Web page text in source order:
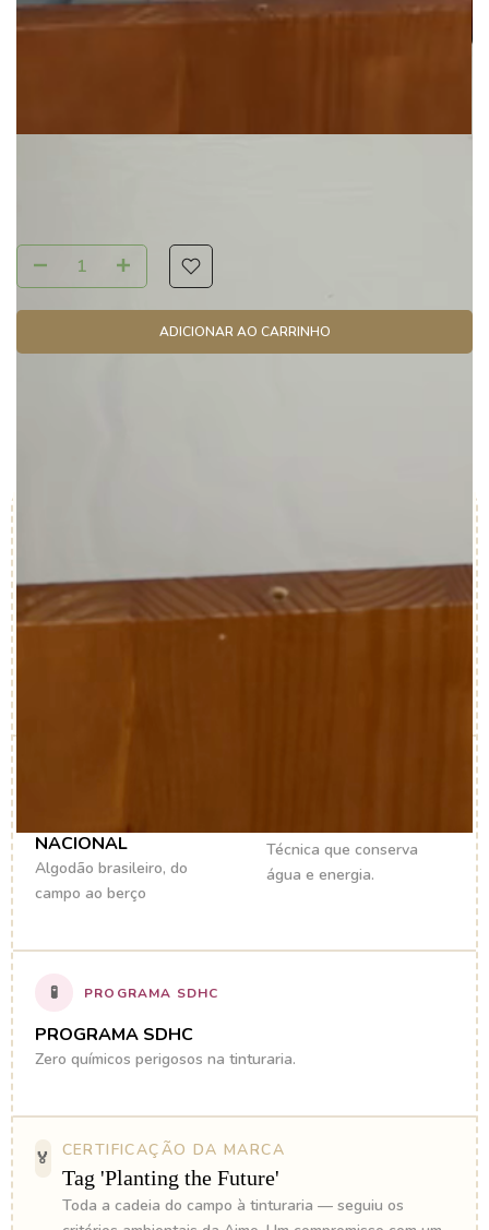
ADICIONAR AO CARRINHO
Feito para durar e para o
planeta durar também
NACIONAL
Algodão brasileiro, do
campo ao berço
Técnica que conserva
água e energia.
🧪 PROGRAMA SDHC
PROGRAMA SDHC
Zero químicos perigosos na tinturaria.
🏅 CERTIFICAÇÃO DA MARCA
Tag 'Planting the Future'
Toda a cadeia do campo à tinturaria — seguiu os